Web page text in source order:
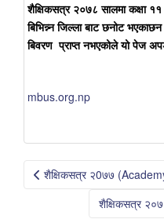
शैक्षिकसत्र २०७८ सालमा कक्षा ११
बिभिन्न्न जिल्ला बाट छनोट
बिवरण प्राप्त नभएकोले यो पेज
mbus.org.np
Post
navigation
शैक्षिकसत्र २0७७
शैक्षिकसत्र